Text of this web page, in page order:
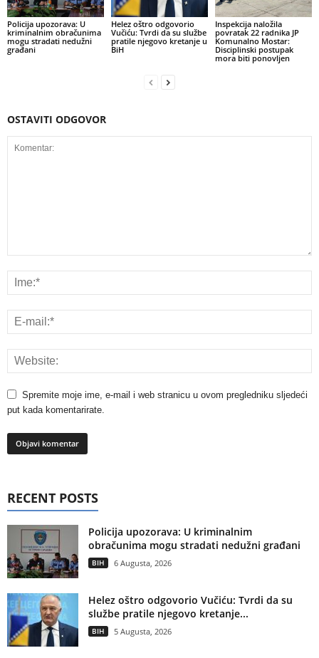
Policija upozorava: U
kriminalnim obračunima
mogu stradati nedužni
građani
Helez oštro odgovorio
Vučiću: Tvrdi da su službe
pratile njegovo kretanje u
BiH
Inspekcija naložila
povratak 22 radnika JP
Komunalno Mostar:
Disciplinski postupak
mora biti ponovljen
OSTAVITI ODGOVOR
Spremite moje ime, e-mail i web stranicu u ovom pregledniku sljedeći
put kada komentarirate.
RECENT POSTS
Policija upozorava: U kriminalnim
obračunima mogu stradati nedužni građani
BIH 6 Augusta, 2026
Helez oštro odgovorio Vučiću: Tvrdi da su
službe pratile njegovo kretanje...
BIH 5 Augusta, 2026